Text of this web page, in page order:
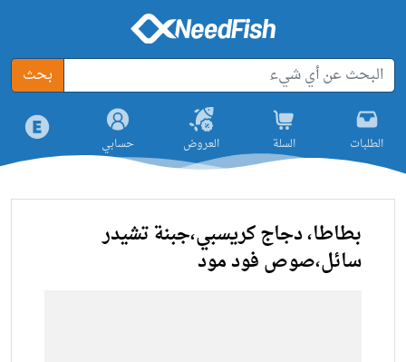
بحث
الطلبات السلة العروض حسابي
بطاطا، دجاج كريسبي،جبنة تشيدر
سائل،صوص فود مود